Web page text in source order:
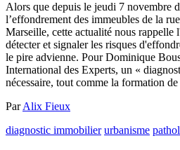
Alors que depuis le jeudi 7 novembre
l’effondrement des immeubles de la
Marseille, cette actualité nous rappelle
détecter et signaler les risques
le pire advienne. Pour Dominique
International des Experts, un «
nécessaire, tout comme la formation
ParAlix Fieux
diagnostic immobilier urbanisme